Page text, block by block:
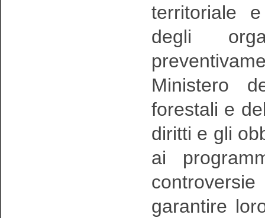
territoriale
degli
Ministero
forestali e
diritti e gli
ai
garantire